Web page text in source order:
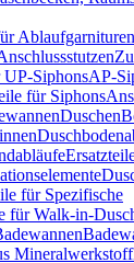
UP-SiphonsAP-
für Siphons
Duschen
für Spezifische
für Walk-in-
Mineralwerkstoff